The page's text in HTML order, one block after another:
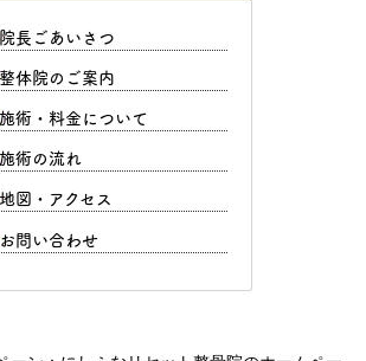
院長ごあいさつ
整体院のご案内
施術・料金について
施術の流れ
地図・アクセス
お問い合わせ